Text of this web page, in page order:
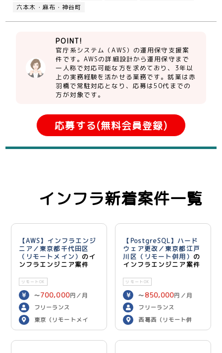
六本木・麻布・神谷町
POINT!
官庁系システム（AWS）の運用保守支援案
件です。AWSの詳細設計から運用保守まで
一人称で対応可能な方を求めており、3年以
上の実務経験を活かせる業務です。就業は赤
羽橋で常駐対応となり、応募は50代までの
方が対象です。
応募する(無料会員登録)
インフラ新着案件一覧
【AWS】インフラエンジ
ニア／東京都千代田区
（リモートメイン） のイ
ンフラエンジニア案件
リモートOK
〜700,000円／月
フリーランス
東京（リモートメイ
ン）
【PostgreSQL】ハード
ウェア更改／東京都江戸
川区（リモート併用） の
インフラエンジニア案件
リモートOK
〜 850,000円／月
フリーランス
西葛西（リモート併
用）